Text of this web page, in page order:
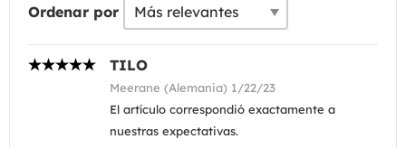
Ordenar por
TILO
Meerane (Alemania) 1/22/23
El artículo correspondió exactamente a
nuestras expectativas.